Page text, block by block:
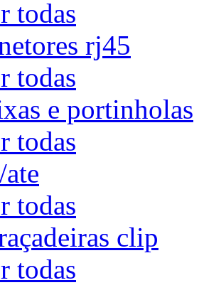
todas
rj45
todas
e portinholas
todas
todas
clip
todas